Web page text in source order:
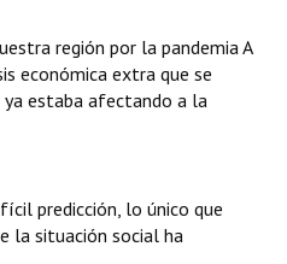
región por la pandemia A
económica extra que se
ya estaba afectando a la
predicción, lo único que
la situación social ha